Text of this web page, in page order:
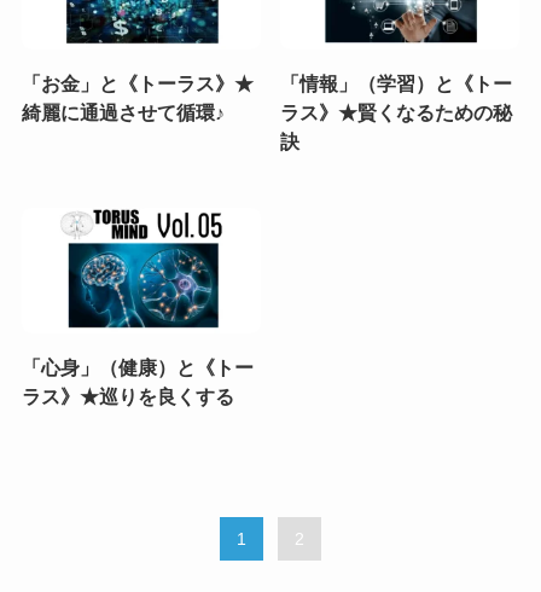
「お金」と《トーラス》★
綺麗に通過させて循環♪
「情報」（学習）と《トー
ラス》★賢くなるための秘
訣
「心身」（健康）と《トー
ラス》★巡りを良くする
1 2